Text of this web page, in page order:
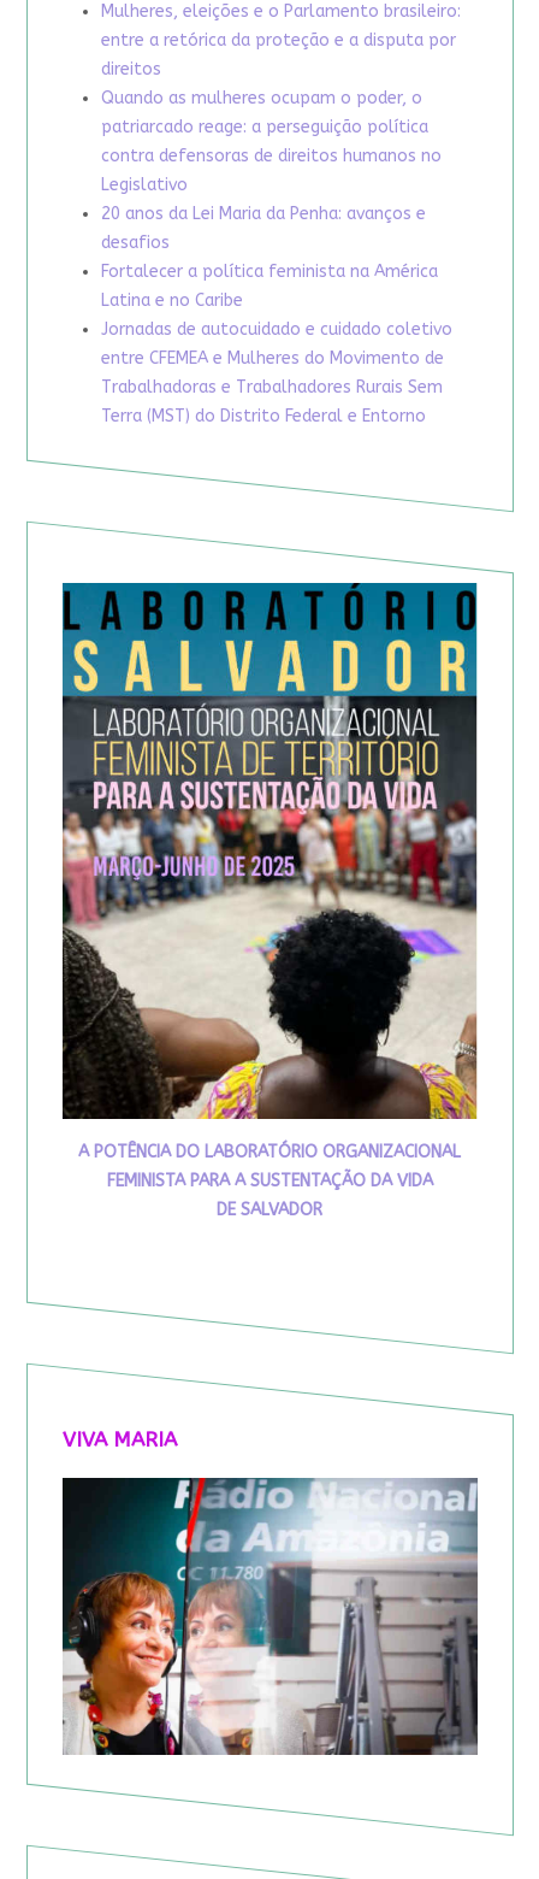
Mulheres, eleições e o Parlamento brasileiro:
entre a retórica da proteção e a disputa por
direitos
Quando as mulheres ocupam o poder, o
patriarcado reage: a perseguição política
contra defensoras de direitos humanos no
Legislativo
20 anos da Lei Maria da Penha: avanços e
desafios
Fortalecer a política feminista na América
Latina e no Caribe
Jornadas de autocuidado e cuidado coletivo
entre CFEMEA e Mulheres do Movimento de
Trabalhadoras e Trabalhadores Rurais Sem
Terra (MST) do Distrito Federal e Entorno
A POTÊNCIA DO LABORATÓRIO ORGANIZACIONAL
FEMINISTA PARA A SUSTENTAÇÃO DA VIDA
DE SALVADOR
VIVA MARIA